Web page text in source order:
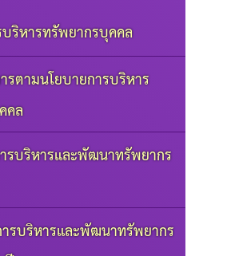
ริหารทรัพยากรบุคคล
รตามนโยบายการบริหาร
คล
รบริหารและพัฒนาทรัพยากร
รบริหารและพัฒนาทรัพยากร